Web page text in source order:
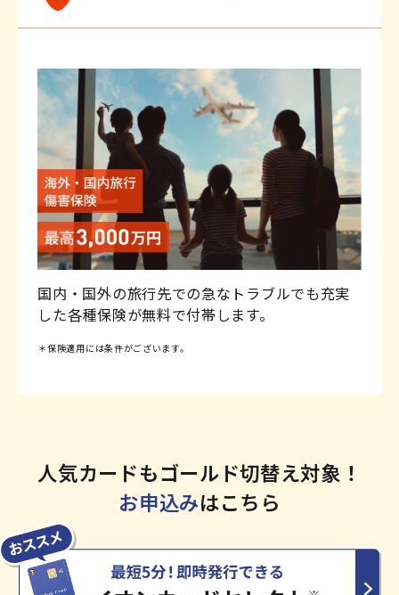
国内・国外の旅行先での急なトラブルでも充実
した各種保険が無料で付帯します。
＊保険適用には条件がございます。
人気カードもゴールド切替え対象！
お申込みはこちら